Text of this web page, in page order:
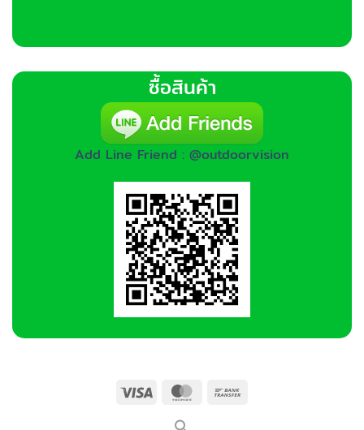
ซื้อสินค้า
Add Line Friend : @outdoorvision
Visa MasterCard